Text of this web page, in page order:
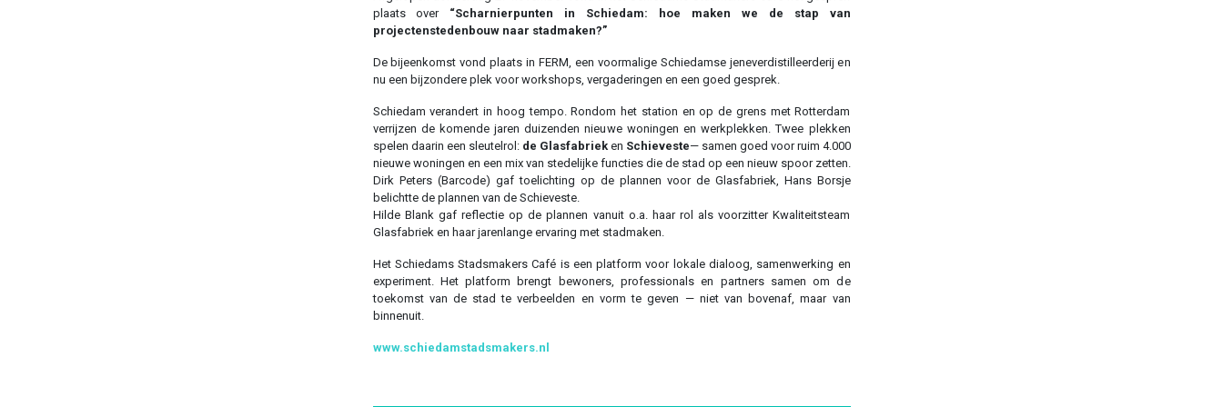
plaats over “Scharnierpunten in Schiedam: hoe maken we de stap van
projectenstedenbouw naar stadmaken?”
De bijeenkomst vond plaats in FERM, een voormalige Schiedamse jeneverdistilleerderij en
nu een bijzondere plek voor workshops, vergaderingen en een goed gesprek.
Schiedam verandert in hoog tempo. Rondom het station en op de grens met Rotterdam
verrijzen de komende jaren duizenden nieuwe woningen en werkplekken. Twee plekken
spelen daarin een sleutelrol: de Glasfabriek en Schieveste— samen goed voor ruim 4.000
nieuwe woningen en een mix van stedelijke functies die de stad op een nieuw spoor zetten.
Dirk Peters (Barcode) gaf toelichting op de plannen voor de Glasfabriek, Hans Borsje
belichtte de plannen van de Schieveste.
Hilde Blank gaf reflectie op de plannen vanuit o.a. haar rol als voorzitter Kwaliteitsteam
Glasfabriek en haar jarenlange ervaring met stadmaken.
Het Schiedams Stadsmakers Café is een platform voor lokale dialoog, samenwerking en
experiment. Het platform brengt bewoners, professionals en partners samen om de
toekomst van de stad te verbeelden en vorm te geven — niet van bovenaf, maar van
binnenuit.
www.schiedamstadsmakers.nl